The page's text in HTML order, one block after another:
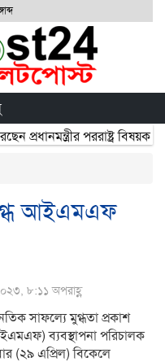
পররাষ্ট্র বিষয়ক
মুগ্ধ আইএমএফ
৮:১১ অপরাহ্ণ
সাফল্যে মুগ্ধতা প্রকাশ
ব্যবস্থাপনা পরিচালক
(২৯ এপ্রিল) বিকেলে